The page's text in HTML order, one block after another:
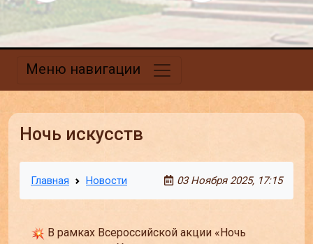
Меню навигации
Ночь искусств
Главная Новости 03 Ноября 2025, 17:15
В рамках Всероссийской акции «Ночь